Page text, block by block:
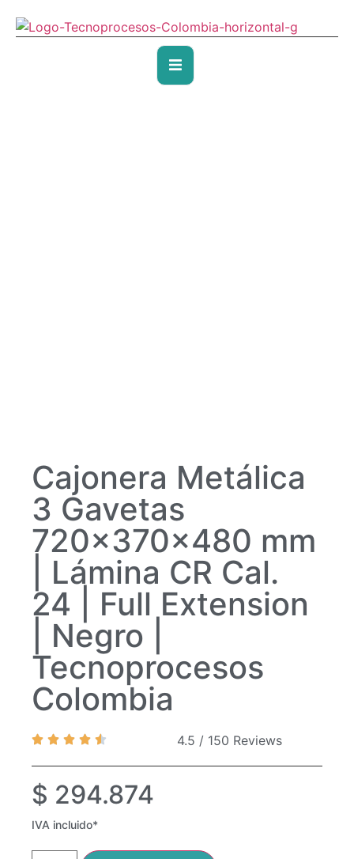
Cajonera Metálica
3 Gavetas
720x370x480 mm
| Lámina CR Cal.
24 | Full Extension
| Negro |
Tecnoprocesos
Colombia
4.5 / 150 Reviews
$ 294.874
IVA incluido*